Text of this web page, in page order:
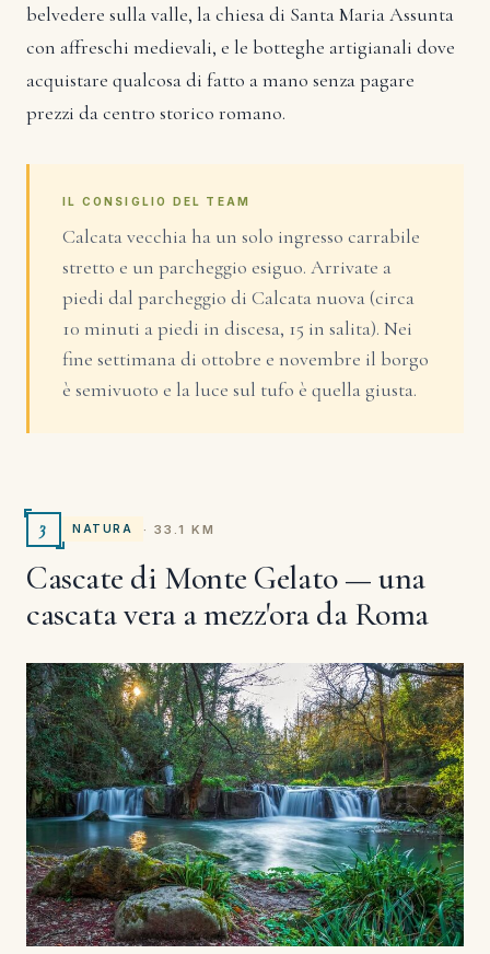
belvedere sulla valle, la chiesa di Santa Maria Assunta
con affreschi medievali, e le botteghe artigianali dove
acquistare qualcosa di fatto a mano senza pagare
prezzi da centro storico romano.
IL CONSIGLIO DEL TEAM
Calcata vecchia ha un solo ingresso carrabile
stretto e un parcheggio esiguo. Arrivate a
piedi dal parcheggio di Calcata nuova (circa
10 minuti a piedi in discesa, 15 in salita). Nei
fine settimana di ottobre e novembre il borgo
è semivuoto e la luce sul tufo è quella giusta.
3 NATURA · 33.1 KM
Cascate di Monte Gelato — una
cascata vera a mezz'ora da Roma